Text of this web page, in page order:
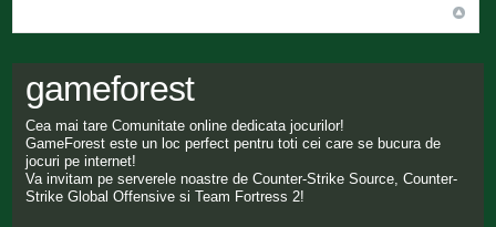
gameforest
Cea mai tare Comunitate online dedicata jocurilor!
GameForest este un loc perfect pentru toti cei care se bucura de
jocuri pe internet!
Va invitam pe serverele noastre de Counter-Strike Source, Counter-
Strike Global Offensive si Team Fortress 2!